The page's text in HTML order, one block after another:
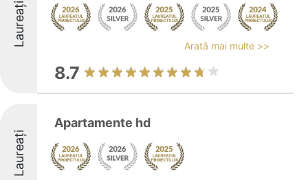
Laureați Arată mai multe >>
8.7
Laureați
Apartamente hd